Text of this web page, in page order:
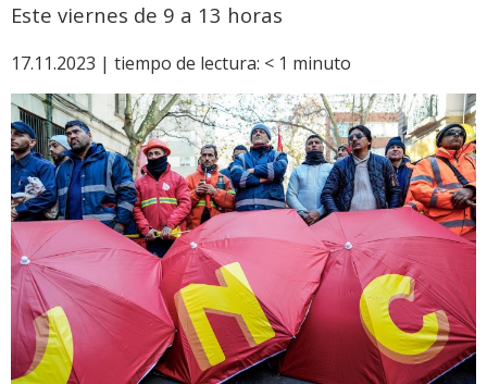
Este viernes de 9 a 13 horas
17.11.2023 | tiempo de lectura: < 1 minuto